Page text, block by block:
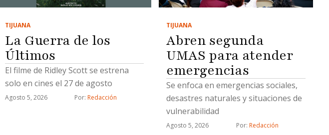
TIJUANA
La Guerra de los
Últimos
El filme de Ridley Scott se estrena
solo en cines el 27 de agosto
Agosto 5, 2026 Por: Redacción
TIJUANA
Abren segunda
UMAS para atender
emergencias
Se enfoca en emergencias sociales,
desastres naturales y situaciones de
vulnerabilidad
Agosto 5, 2026 Por: Redacción